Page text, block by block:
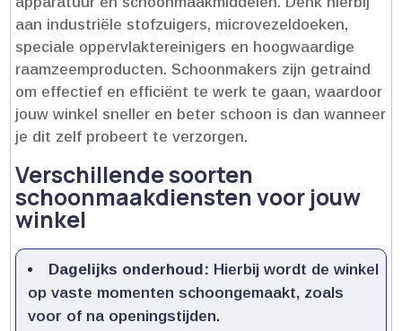
aan industriële stofzuigers, microvezeldoeken,
speciale oppervlaktereinigers en hoogwaardige
raamzeemproducten.​ Schoonmakers zijn getraind
om effectief en efficiënt te werk te gaan, waardoor
jouw winkel sneller en beter schoon is dan wanneer
je dit zelf probeert te verzorgen.​
Verschillende soorten
schoonmaakdiensten voor jouw
winkel
Dagelijks onderhoud: Hierbij wordt de winkel
op vaste momenten schoongemaakt, zoals
voor of na openingstijden.​